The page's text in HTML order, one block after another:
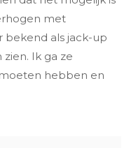
met
bekend als jack-up
Ik ga ze
hebben en